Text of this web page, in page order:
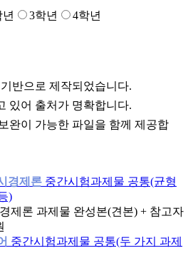
년 3학년 4학년
반으로 제작되었습니다.
있어 출처가 명확합니다.
완이 가능한 파일을 함께 제공합
경제론 중간시험과제물 공통(균형
)
제론 과제물 완성본(견본) + 참고자
중간시험과제물 공통(두 가지 과제